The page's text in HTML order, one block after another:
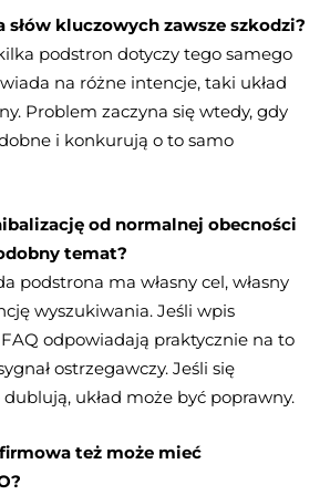
słów kluczowych zawsze szkodzi?
podstron dotyczy tego samego
na różne intencje, taki układ
Problem zaczyna się wtedy, gdy
i konkurują o to samo
od normalnej obecności
temat?
podstrona ma własny cel, własny
wyszukiwania. Jeśli wpis
FAQ odpowiadają praktycznie na to
ostrzegawczy. Jeśli się
dublują, układ może być poprawny.
też może mieć